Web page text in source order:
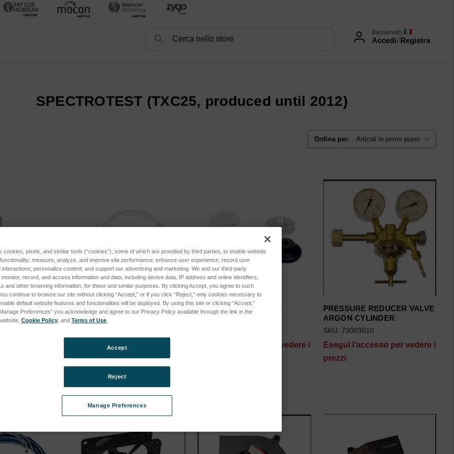
Search Benvenuto
Accedi/Registra
(TXC03 + TXC35, attuale) subcategories
SPECTROTEST (TXC25, produced until 2012)
Ordina per:
SET FOR
UV
per vedere i
ARGON DISTRIBUTION
INSTRUMENT TXC025
Esegui l'accesso per vedere i
prezzi
PART SET FASTENING
Esegui l'accesso per vedere i
PRESSURE REDUCER VALVE
ARGON CYLINDER
SKU: 73003010
Esegui l'accesso per vedere i
prezzi
cookies, pixels, and similar tools (“cookies”), some of which are provided by third parties, to enable website
measure, analyze, and improve site performance; enhance user experience; record user
personalize content; and support our advertising and marketing. We and our third-party
record, and access information and data, including device data, IP address and online identifiers,
and other browsing information, for these and similar purposes. By clicking Accept, you agree to such
continue to browse our site without clicking “Accept,” or if you click “Reject,” only cookies necessary to
default website features and functionalities will be deployed. By using this site or clicking “Accept,”
Preferences” you acknowledge and agree to our Privacy Policy available through the link in the
Cookie Policy , and Terms of Use
Manage Preferences
Reject
Accept